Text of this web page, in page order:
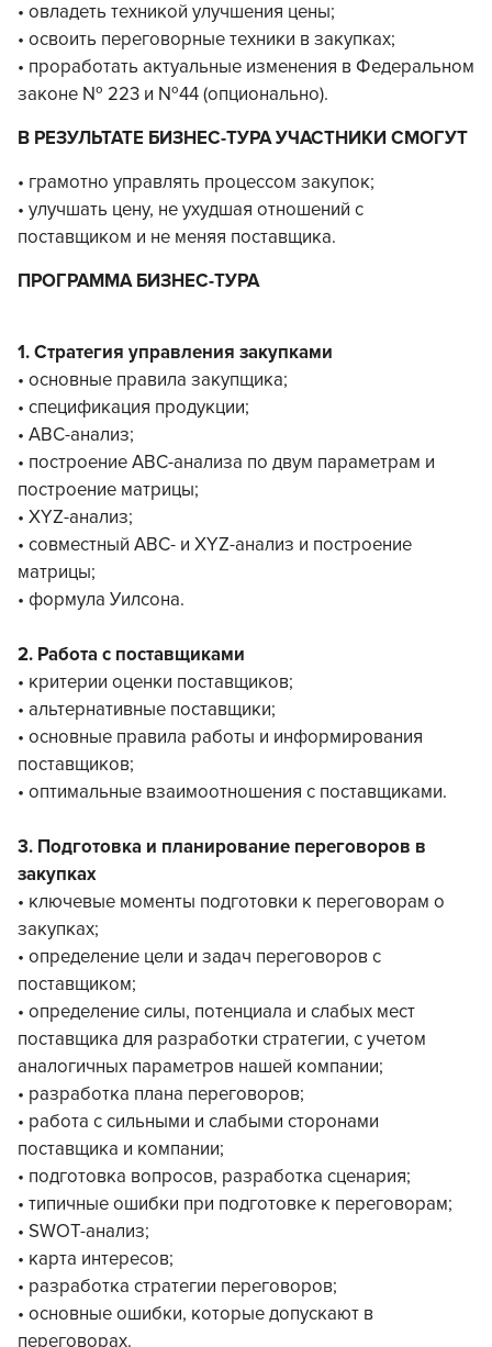
• овладеть техникой улучшения цены;
• освоить переговорные техники в закупках;
• проработать актуальные изменения в Федеральном
законе № 223 и №44 (опционально).
В РЕЗУЛЬТАТЕ БИЗНЕС-ТУРА УЧАСТНИКИ СМОГУТ
• грамотно управлять процессом закупок;
• улучшать цену, не ухудшая отношений с
поставщиком и не меняя поставщика.
ПРОГРАММА БИЗНЕС-ТУРА
1. Стратегия управления закупками
• основные правила закупщика;
• спецификация продукции;
• ABC-анализ;
• построение ABC-анализа по двум параметрам и
построение матрицы;
• XYZ-анализ;
• совместный ABC- и XYZ-анализ и построение
матрицы;
• формула Уилсона.
2. Работа с поставщиками
• критерии оценки поставщиков;
• альтернативные поставщики;
• основные правила работы и информирования
поставщиков;
• оптимальные взаимоотношения с поставщиками.
3. Подготовка и планирование переговоров в
закупках
• ключевые моменты подготовки к переговорам о
закупках;
• определение цели и задач переговоров с
поставщиком;
• определение силы, потенциала и слабых мест
поставщика для разработки стратегии, с учетом
аналогичных параметров нашей компании;
• разработка плана переговоров;
• работа с сильными и слабыми сторонами
поставщика и компании;
• подготовка вопросов, разработка сценария;
• типичные ошибки при подготовке к переговорам;
• SWOT-анализ;
• карта интересов;
• разработка стратегии переговоров;
• основные ошибки, которые допускают в
переговорах.